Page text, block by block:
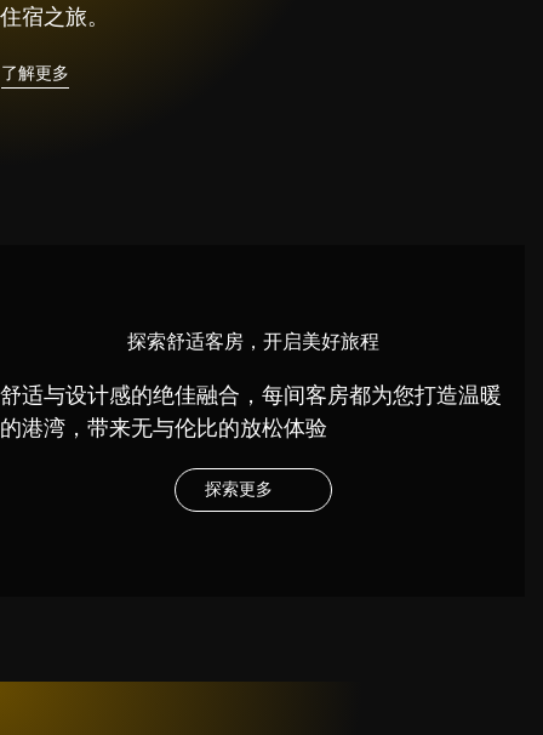
住宿之旅。
了解更多
探索舒适客房，开启美好旅程
舒适与设计感的绝佳融合，每间客房都为您打造温暖
的港湾，带来无与伦比的放松体验
探索更多